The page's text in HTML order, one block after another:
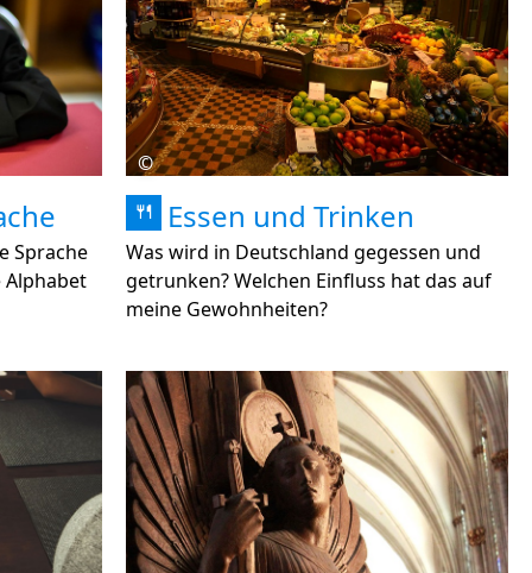
Sprache
Alphabet
©
🍴 Essen und Trinken
Was wird in Deutschland gegessen und
getrunken? Welchen Einfluss hat das auf
meine Gewohnheiten?